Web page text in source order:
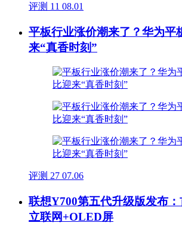
评测 11 08.01
平板行业涨价潮来了？华为平
来“真香时刻”
评测 27 07.06
联想Y700第五代升级版发布
立联网+OLED屏